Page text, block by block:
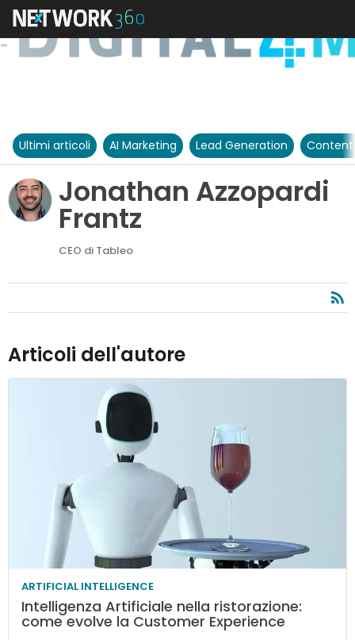
Ultimi articoli AI Marketing Lead Generation
Jonathan Azzopardi
Frantz
CEO di Tableo
Articoli dell'autore
ARTIFICIAL INTELLIGENCE
Intelligenza Artificiale nella ristorazione:
come evolve la Customer Experience